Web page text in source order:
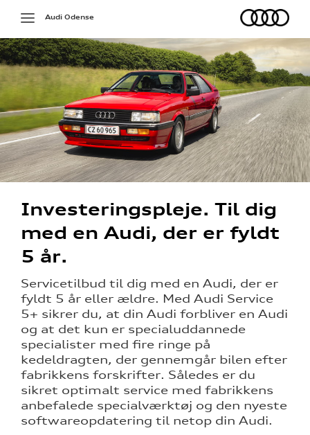
services
5 år?
elbiler
til
Toggle
navigation
Audi
Audi Odense
Investeringspleje. Til dig
med en Audi, der er fyldt
5 år.
Servicetilbud til dig med en Audi, der er
fyldt 5 år eller ældre. Med Audi Service
5+ sikrer du, at din Audi forbliver en Audi
og at det kun er specialuddannede
specialister med fire ringe på
kedeldragten, der gennemgår bilen efter
fabrikkens forskrifter. Således er du
sikret optimalt service med fabrikkens
anbefalede specialværktøj og den nyeste
softwareopdatering til netop din Audi.